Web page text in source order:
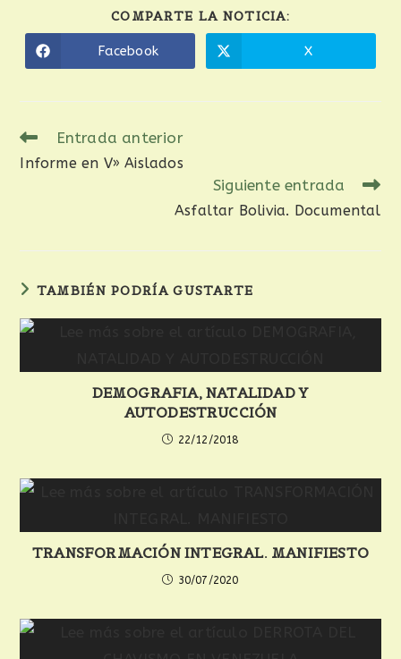
COMPARTE LA NOTICIA:
Facebook X
Entrada anterior
Informe en V» Aislados
Siguiente entrada
Asfaltar Bolivia. Documental
TAMBIÉN PODRÍA GUSTARTE
DEMOGRAFIA, NATALIDAD Y
AUTODESTRUCCIÓN
22/12/2018
TRANSFORMACIÓN INTEGRAL. MANIFIESTO
30/07/2020